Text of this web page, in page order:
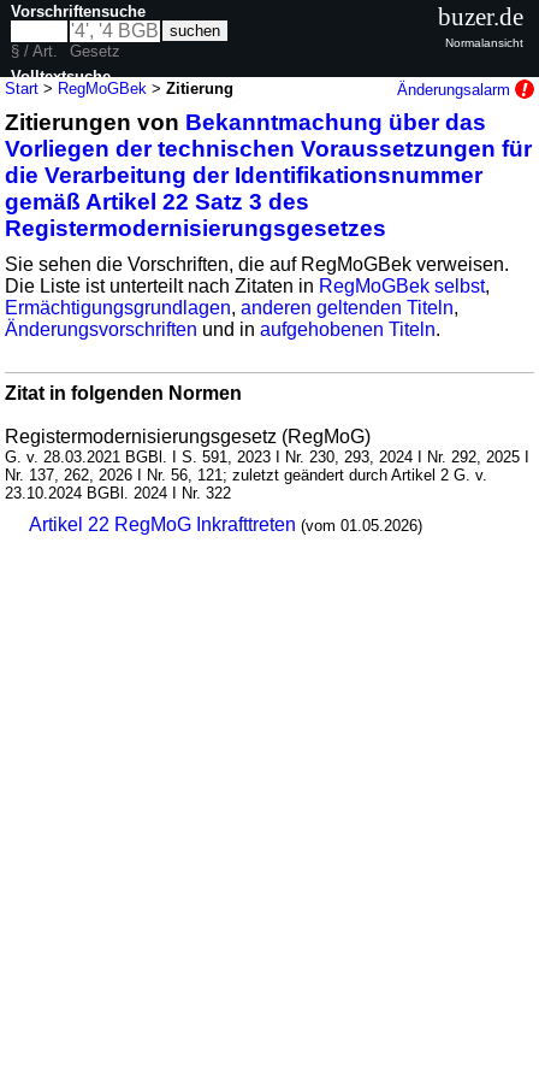
Start > RegMoGBek >Zitierung Änderungsalarm
Zitierungen von Bekanntmachung über das
Vorliegen der technischen Voraussetzungen für
die Verarbeitung der Identifikationsnummer
gemäß Artikel 22 Satz 3 des
Registermodernisierungsgesetzes
Sie sehen die Vorschriften, die auf RegMoGBek verweisen.
Die Liste ist unterteilt nach Zitaten in RegMoGBek selbst,
Ermächtigungsgrundlagen,anderen geltenden Titeln,
Änderungsvorschriften und inaufgehobenen Titeln.
Zitat in folgenden Normen
Registermodernisierungsgesetz (RegMoG)
G. v. 28.03.2021 BGBl. I S. 591, 2023 I Nr. 230, 293, 2024 I Nr. 292, 2025 I
Nr. 137, 262, 2026 I Nr. 56, 121; zuletzt geändert durch Artikel 2 G. v.
23.10.2024 BGBl. 2024 I Nr. 322
Artikel 22 RegMoG Inkrafttreten (vom 01.05.2026)
Vorschriftensuche
§ / Art.
Gesetz
Volltextsuche
nur in RegMoGBek
buzer.de
Normalansicht